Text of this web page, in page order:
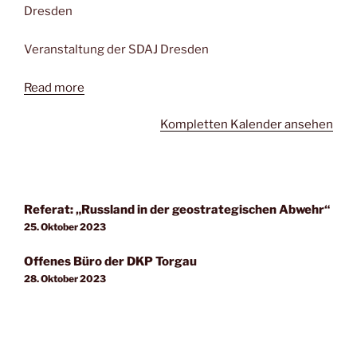
Dresden
Veranstaltung der SDAJ Dresden
Read more
Kompletten Kalender ansehen
Referat: „Russland in der geostrategischen Abwehr“
25. Oktober 2023
Offenes Büro der DKP Torgau
28. Oktober 2023